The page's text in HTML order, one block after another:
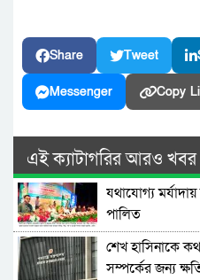
Share Tweet
Messenger Copy
এই ক্যাটাগরির আরও খবর
যথাযোগ্য
পালিত
শেখ হাসিনাকে
সম্পর্কের জন্য